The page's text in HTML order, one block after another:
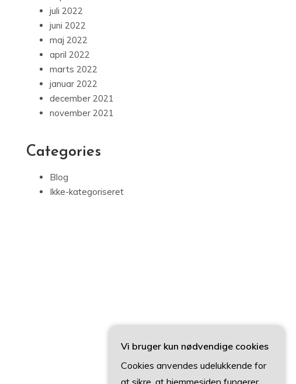
juli 2022
juni 2022
maj 2022
april 2022
marts 2022
januar 2022
december 2021
november 2021
Categories
Blog
Ikke-kategoriseret
Vi bruger kun nødvendige cookies
Cookies anvendes udelukkende for
at sikre, at hjemmesiden fungerer